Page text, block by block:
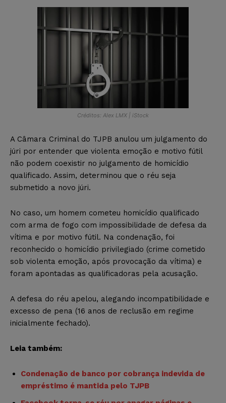
Créditos: Alex LMX | iStock
A Câmara Criminal do TJPB anulou um julgamento do
júri por entender que violenta emoção e motivo fútil
não podem coexistir no julgamento de homicídio
qualificado. Assim, determinou que o réu seja
submetido a novo júri.
No caso, um homem cometeu homicídio qualificado
com arma de fogo com impossibilidade de defesa da
vítima e por motivo fútil. Na condenação, foi
reconhecido o homicídio privilegiado (crime cometido
sob violenta emoção, após provocação da vítima) e
foram apontadas as qualificadoras pela acusação.
A defesa do réu apelou, alegando incompatibilidade e
excesso de pena (16 anos de reclusão em regime
inicialmente fechado).
Leia também:
Condenação de banco por cobrança indevida de
empréstimo é mantida pelo TJPB